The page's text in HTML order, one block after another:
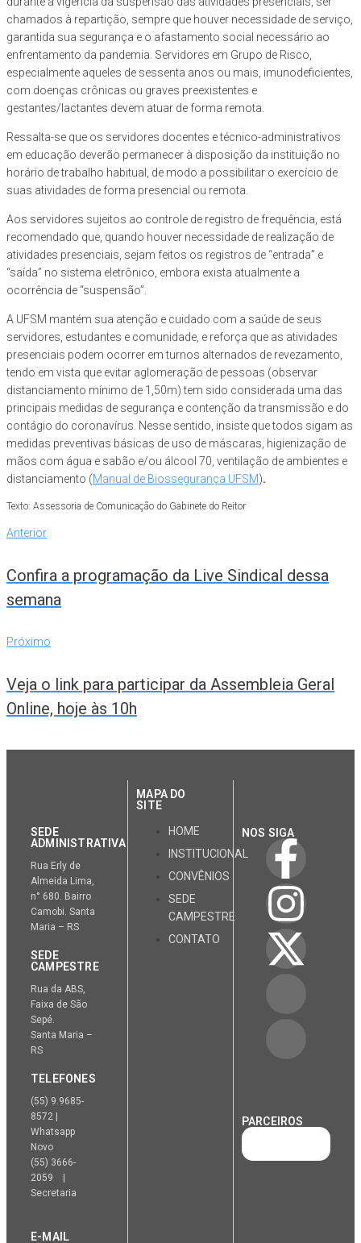
chamados à repartição, sempre que houver necessidade de serviço,
garantida sua segurança e o afastamento social necessário ao
enfrentamento da pandemia. Servidores em Grupo de Risco,
especialmente aqueles de sessenta anos ou mais, imunodeficientes,
com doenças crônicas ou graves preexistentes e
gestantes/lactantes devem atuar de forma remota.
Ressalta-se que os servidores docentes e técnico-administrativos
em educação deverão permanecer à disposição da instituição no
horário de trabalho habitual, de modo a possibilitar o exercício de
suas atividades de forma presencial ou remota.
Aos servidores sujeitos ao controle de registro de frequência, está
recomendado que, quando houver necessidade de realização de
atividades presenciais, sejam feitos os registros de “entrada” e
“saída” no sistema eletrônico, embora exista atualmente a
ocorrência de “suspensão”.
A UFSM mantém sua atenção e cuidado com a saúde de seus
servidores, estudantes e comunidade, e reforça que as atividades
presenciais podem ocorrer em turnos alternados de revezamento,
tendo em vista que evitar aglomeração de pessoas (observar
distanciamento mínimo de 1,50m) tem sido considerada uma das
principais medidas de segurança e contenção da transmissão e do
contágio do coronavírus. Nesse sentido, insiste que todos sigam as
medidas preventivas básicas de uso de máscaras, higienização de
mãos com água e sabão e/ou álcool 70, ventilação de ambientes e
distanciamento (Manual de Biossegurança UFSM).
Texto: Assessoria de Comunicação do Gabinete do Reitor
Anterior
Confira a programação da Live Sindical dessa
semana
Próximo
Veja o link para participar da Assembleia Geral
Online, hoje às 10h
SEDE
ADMINISTRATIVA
Rua Erly de
Almeida Lima,
n° 680. Bairro
Camobi. Santa
Maria – RS
SEDE
CAMPESTRE
Rua da ABS,
Faixa de São
Sepé.
Santa Maria –
RS
TELEFONES
(55) 9.9685-
8572 |
Whatsapp
Novo
(55) 3666-
2059 |
Secretaria
E-MAIL
MAPA DO
SITE
HOME
INSTITUCIONAL
CONVÊNIOS
SEDE
CAMPESTRE
CONTATO
NOS SIGA
PARCEIROS